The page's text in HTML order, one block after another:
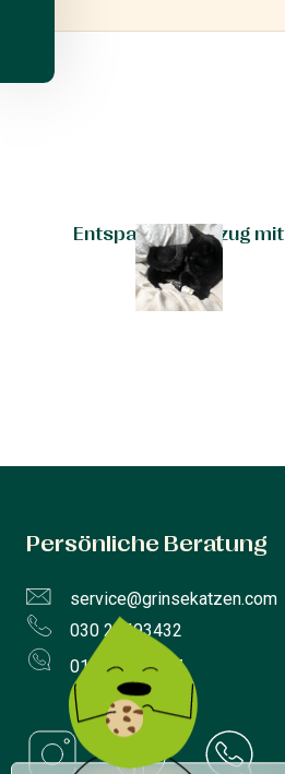
Entspannter Umzug mit
Katzen
Persönliche Beratung
service@grinsekatzen.com
030 23493432
0163 6634907